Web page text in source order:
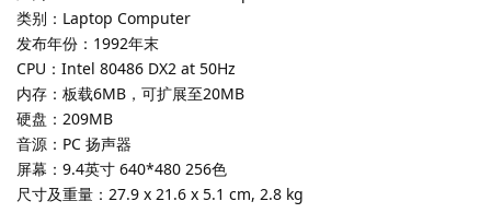
类别：Laptop Computer
发布年份：1992年末
CPU：Intel 80486 DX2 at 50Hz
内存：板载6MB，可扩展至20MB
硬盘：209MB
音源：PC 扬声器
屏幕：9.4英寸 640*480 256色
尺寸及重量：27.9 x 21.6 x 5.1 cm, 2.8 kg